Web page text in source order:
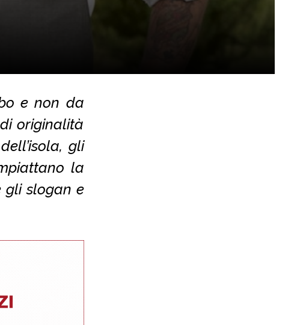
e non da
originalità
gli
la
gli slogan e